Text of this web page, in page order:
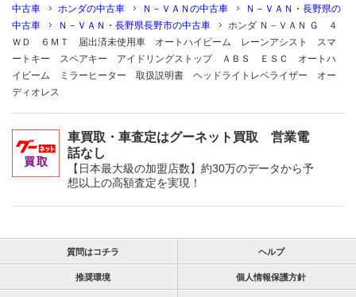
中古車 ホンダの中古車 Ｎ－ＶＡＮの中古車
Ｎ－ＶＡＮ・長野県の
中古車
Ｎ－ＶＡＮ・長野県長野市の中古車
ホンダ Ｎ－ＶＡＮ Ｇ ４
ＷＤ ６ＭＴ 届出済未使用車 オートハイビーム レーンアシスト スマ
ートキー スペアキー アイドリングストップ ＡＢＳ ＥＳＣ オートハ
イビーム ミラーヒーター 取扱説明書 ヘッドライトレベライザー オー
ディオレス
車買取・車査定はグーネット買取 営業電
話なし
【日本最大級の加盟店数】約30万のデータから予
想以上の高額査定を実現！
質問はコチラ ヘルプ
推奨環境 個人情報保護方針